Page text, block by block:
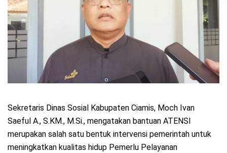
Sekretaris Dinas Sosial Kabupaten Ciamis, Moch Ivan
Saeful A., S.KM., M.Si., mengatakan bantuan ATENSI
merupakan salah satu bentuk intervensi pemerintah untuk
meningkatkan kualitas hidup Pemerlu Pelayanan